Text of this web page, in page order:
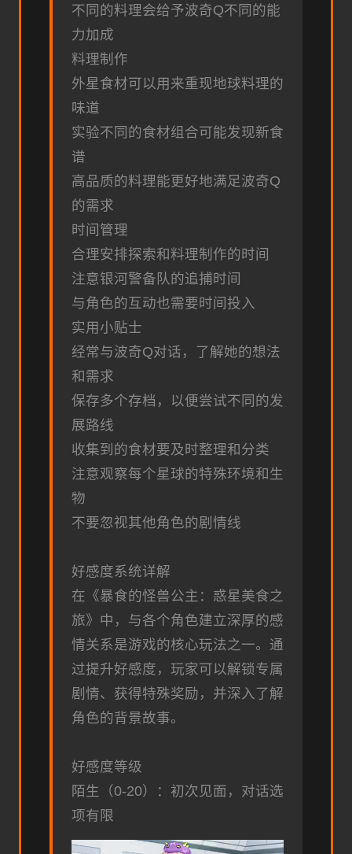
不同的料理会给予波奇Q不同的能
力加成
料理制作
外星食材可以用来重现地球料理的
味道
实验不同的食材组合可能发现新食
谱
高品质的料理能更好地满足波奇Q
的需求
时间管理
合理安排探索和料理制作的时间
注意银河警备队的追捕时间
与角色的互动也需要时间投入
实用小贴士
经常与波奇Q对话，了解她的想法
和需求
保存多个存档，以便尝试不同的发
展路线
收集到的食材要及时整理和分类
注意观察每个星球的特殊环境和生
物
不要忽视其他角色的剧情线
好感度系统详解
在《暴食的怪兽公主：惑星美食之
旅》中，与各个角色建立深厚的感
情关系是游戏的核心玩法之一。通
过提升好感度，玩家可以解锁专属
剧情、获得特殊奖励，并深入了解
角色的背景故事。
好感度等级
陌生（0-20）：初次见面，对话选
项有限